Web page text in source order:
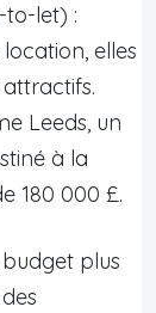
to-let) :
elles
Leeds, un
à la
180 000 £.
budget plus